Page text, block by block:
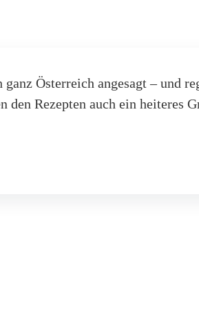
Österreich angesagt – und
den Rezepten auch ein